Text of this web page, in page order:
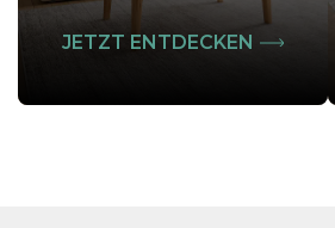
JETZT ENTDECKEN